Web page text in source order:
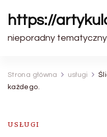
https://
nieporadny
Strona główna usługi
każdego.
USŁUGI